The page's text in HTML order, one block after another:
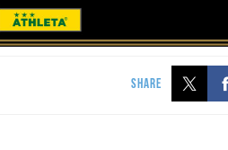
SHARE